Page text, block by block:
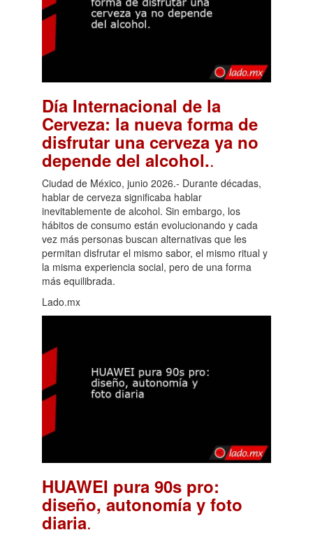
Día Internacional de la
Cerveza: la nueva forma de
disfrutar una cerveza ya no
depende del alcohol..
Ciudad de México, junio 2026.- Durante décadas,
hablar de cerveza significaba hablar
inevitablemente de alcohol. Sin embargo, los
hábitos de consumo están evolucionando y cada
vez más personas buscan alternativas que les
permitan disfrutar el mismo sabor, el mismo ritual y
la misma experiencia social, pero de una forma
más equilibrada.
Lado.mx
HUAWEI pura 90s pro:
diseño, autonomía y foto
diaria.